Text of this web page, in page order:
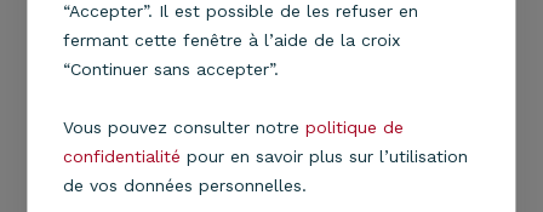
“Accepter”. Il est possible de les refuser en
fermant cette fenêtre à l’aide de la croix
“Continuer sans accepter”.
Vous pouvez consulter notrepolitique de
confidentialité pour en savoir plus sur l’utilisation
de vos données personnelles.